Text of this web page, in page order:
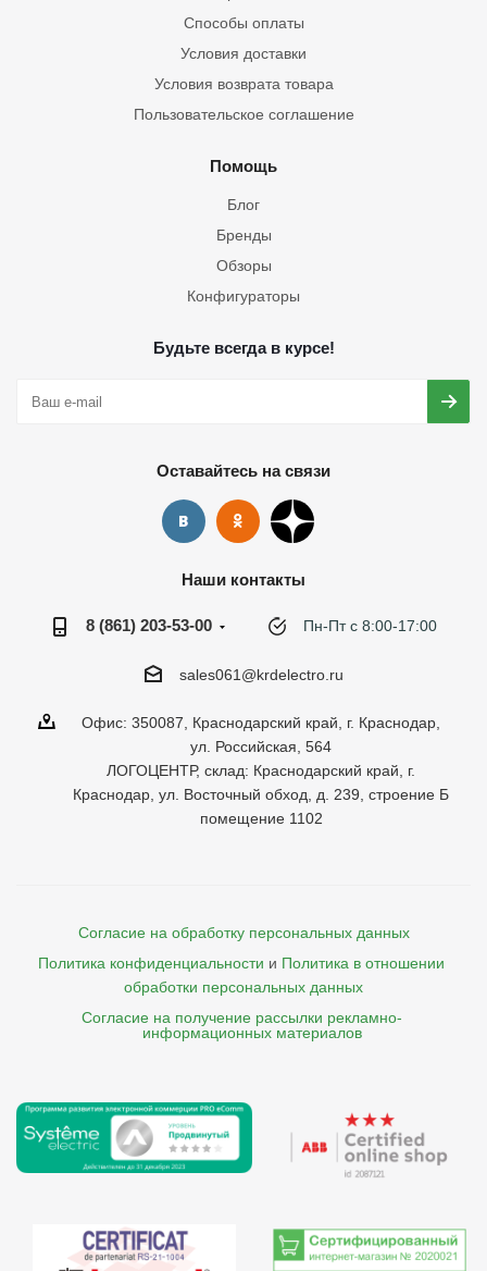
Способы оплаты
Условия доставки
Условия возврата товара
Пользовательское соглашение
Помощь
Блог
Бренды
Обзоры
Конфигураторы
Будьте всегда в курсе!
Оставайтесь на связи
Наши контакты
8 (861) 203-53-00 Пн-Пт с 8:00-17:00
sales061@krdelectro.ru
Офис: 350087, Краснодарский край, г. Краснодар,
ул. Российская, 564
ЛОГОЦЕНТР, склад: Краснодарский край, г.
Краснодар, ул. Восточный обход, д. 239, строение Б
помещение 1102
Согласие на обработку персональных данных
Политика конфиденциальности и Политика в отношении
обработки персональных данных
Согласие на получение рассылки рекламно-
    информационных материалов